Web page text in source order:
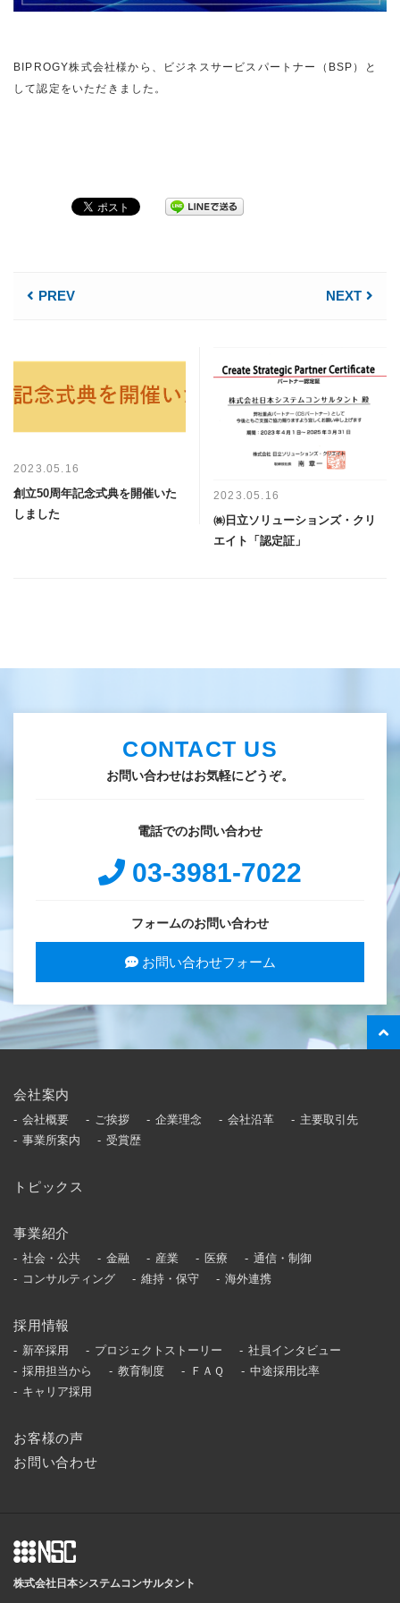
BIPROGY株式会社様から、ビジネスサービスパートナー（BSP）と
して認定をいただきました。
PREV NEXT
2023.05.16
創立50周年記念式典を開催いた
しました
2023.05.16
㈱日立ソリューションズ・クリ
エイト「認定証」
CONTACT US
お問い合わせはお気軽にどうぞ。
電話でのお問い合わせ
03-3981-7022
フォームのお問い合わせ
お問い合わせフォーム
会社案内
会社概要 ご挨拶 企業理念 会社沿革
主要取引先
事業所案内
受賞歴
トピックス
事業紹介
社会・公共 金融 産業 医療
通信・制御
コンサルティング
維持・保守 海外連携
採用情報
新卒採用 プロジェクトストーリー
社員インタビュー
採用担当から
教育制度 ＦＡＱ
中途採用比率
キャリア採用
お客様の声
お問い合わせ
株式会社日本システムコンサルタント